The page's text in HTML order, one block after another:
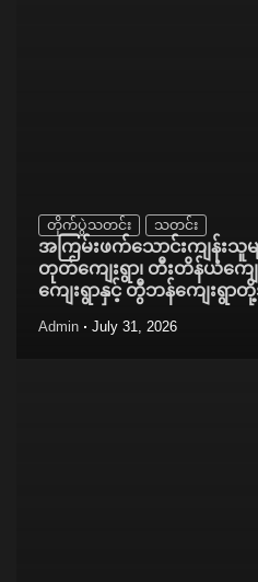
တိုက်ပွဲသတင်း သတင်း
အကြမ်းဖက်သောင်းကျန်းသူ
တုတ်ကျေးရွာ၊ တီးတိန်ယံကျေ
ကျေးရွာနှင့် တွီဘန်ကျေးရွ
Admin July 31, 2026